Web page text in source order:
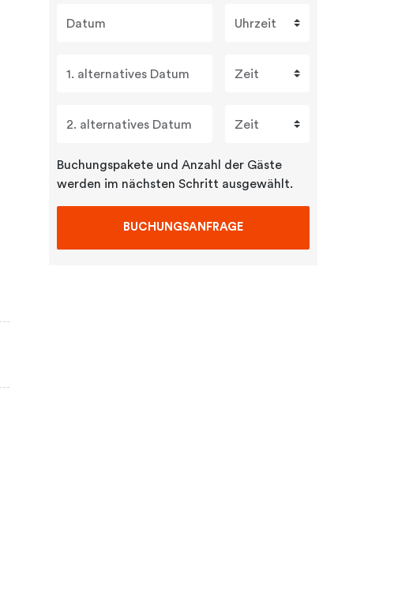
Datum Uhrzeit
1. alternatives Datum Zeit
2. alternatives Datum Zeit
Buchungspakete und Anzahl der Gäste
werden im nächsten Schritt ausgewählt.
BUCHUNGSANFRAGE